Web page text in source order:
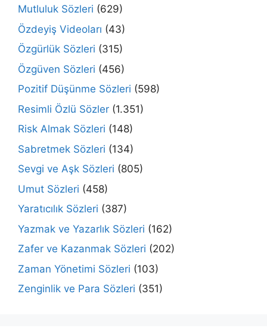
Mutluluk Sözleri (629)
Özdeyiş Videoları (43)
Özgürlük Sözleri (315)
Özgüven Sözleri (456)
Pozitif Düşünme Sözleri (598)
Resimli Özlü Sözler (1.351)
Risk Almak Sözleri (148)
Sabretmek Sözleri (134)
Sevgi ve Aşk Sözleri (805)
Umut Sözleri (458)
Yaratıcılık Sözleri (387)
Yazmak ve Yazarlık Sözleri (162)
Zafer ve Kazanmak Sözleri (202)
Zaman Yönetimi Sözleri (103)
Zenginlik ve Para Sözleri (351)